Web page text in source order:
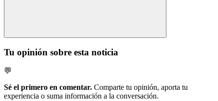
Tu opinión sobre esta noticia
💬
Sé el primero en comentar. Comparte tu opinión, aporta tu
experiencia o suma información a la conversación.